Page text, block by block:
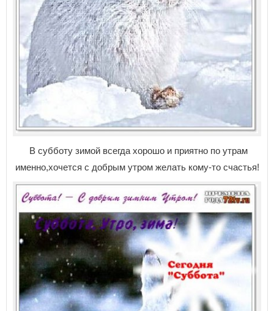
В субботу зимой всегда хорошо и приятно по утрам
именно,хочется с добрым утром желать кому-то счастья!